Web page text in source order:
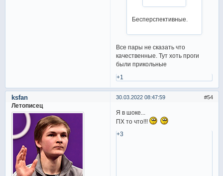
Бесперспективные.
Все пары не сказать что
качественные. Тут хоть проги
были прикольные
+1
54
30.03.2022 08:47:59
ksfan
Летописец
Я в шоке...
ПХ то что!!!
+3